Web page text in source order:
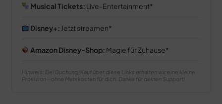
Musical Tickets: Live-Entertainment
Disney+: Jetzt streamen
Amazon Disney-Shop: Magie für Zuhause
Hinweis: Bei Buchung/Kauf über diese Links erhalten wir eine kleine
Provision – ohne Mehrkosten für dich. Danke für deinen Support!